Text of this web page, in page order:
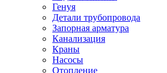
Генуя
Детали трубопровода
Запорная арматура
Канализация
Краны
Насосы
Отопление